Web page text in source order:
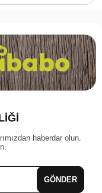
haberdar olun.
GÖNDER